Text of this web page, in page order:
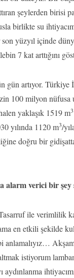
şeylerden birisi
birlikte su
yüzyıl içinde
7 kat arttığını
gün artıyor. Türkiye
100 milyon nüfusa
yaklaşık 1519 m3
yılında 1120 m3/
doğru bir
alarm verici bir şey
ile verimlilik
en etkili şekilde
anlamalıyız…
istiyorum